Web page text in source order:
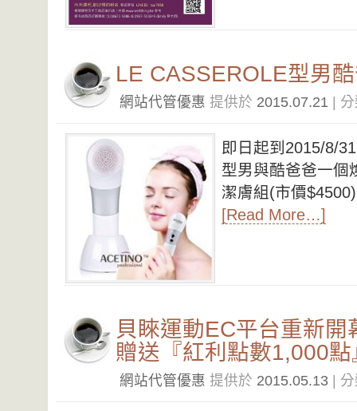
LE CASSEROLE型男
網站代管優惠 提供於 2015.07.21 |
即日起到2015/8/
型男與酷爸爸一個
潔膚組(市價
[Read More…]
貝睞運動EC平台重新
贈送『紅利點數1,000點
網站代管優惠 提供於 2015.05.13 |